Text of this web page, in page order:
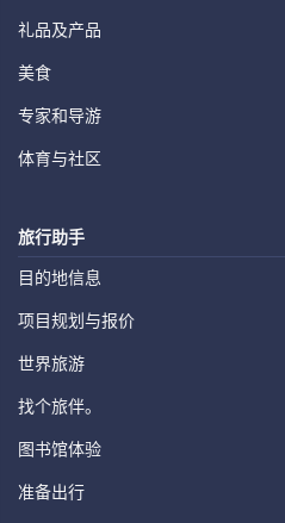
礼品及产品
美食
专家和导游
体育与社区
旅行助手
目的地信息
项目规划与报价
世界旅游
找个旅伴。
图书馆体验
准备出行